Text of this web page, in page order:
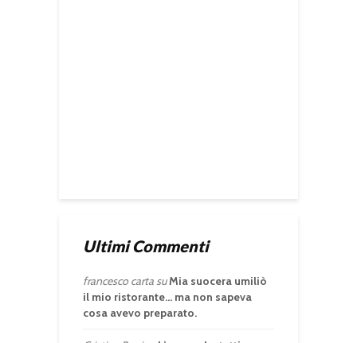
Ultimi Commenti
francesco cartasuMia suocera umiliò
il mio ristorante… ma non sapeva
cosa avevo preparato.